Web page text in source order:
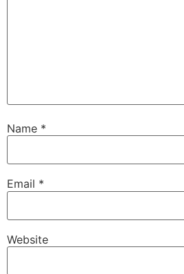
Name *
Email *
Website